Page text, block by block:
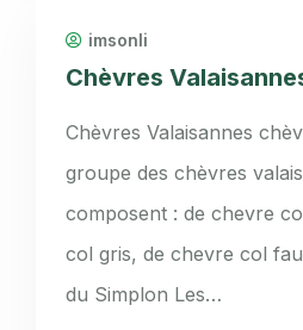
imsonli
Chèvres
Chèvres Valaisannes
groupe des chèvres
composent : de chevre
col gris, de chevre col
du Simplon Les…